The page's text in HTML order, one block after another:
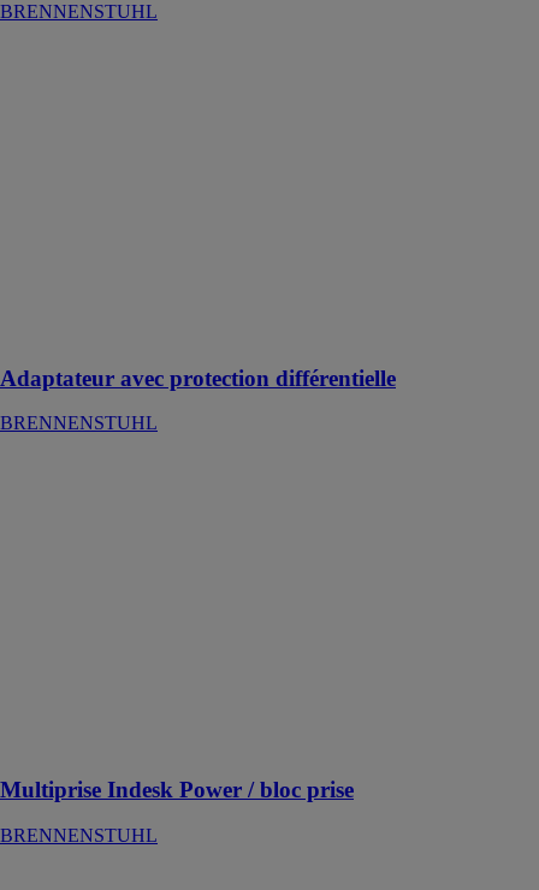
BRENNENSTUHL
Adaptateur avec protection différentielle
BRENNENSTUHL
Multiprise Indesk Power / bloc prise
BRENNENSTUHL